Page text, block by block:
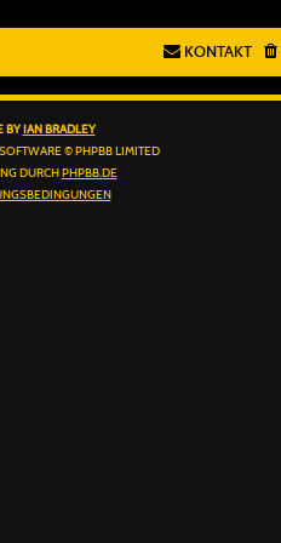
KONTAKT
BY IAN BRADLEY
© PHPBB LIMITED
DURCH PHPBB.DE